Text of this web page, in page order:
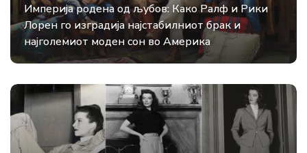
Империја родена од љубов: Како Ралф и Рики
Лорен го изградија најстабилниот брак и
најголемиот моден сон во Америка